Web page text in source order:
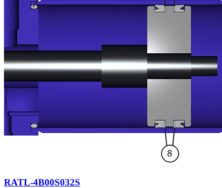
RATL-4B00S032S